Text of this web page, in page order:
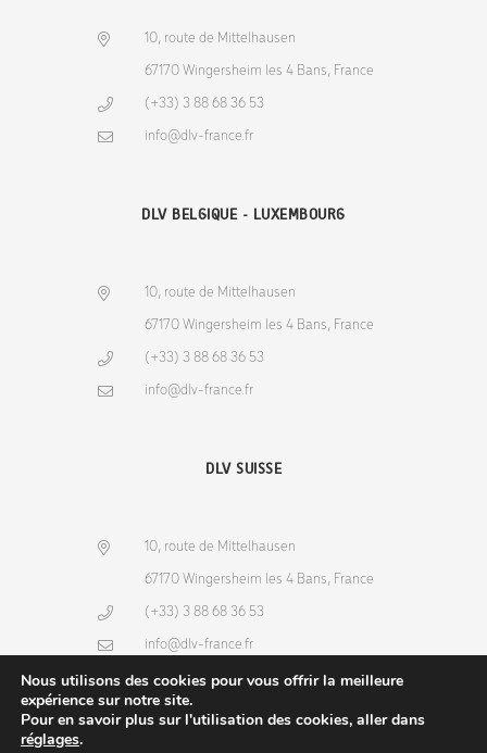
10, route de Mittelhausen
67170 Wingersheim les 4 Bans, France
(+33) 3 88 68 36 53
info@dlv-france.fr
DLV BELGIQUE - LUXEMBOURG
10, route de Mittelhausen
67170 Wingersheim les 4 Bans, France
(+33) 3 88 68 36 53
info@dlv-france.fr
DLV SUISSE
10, route de Mittelhausen
67170 Wingersheim les 4 Bans, France
(+33) 3 88 68 36 53
info@dlv-france.fr
Nous utilisons des cookies pour vous offrir la meilleure
expérience sur notre site.
Pour en savoir plus sur l'utilisation des cookies, aller dans
réglages.